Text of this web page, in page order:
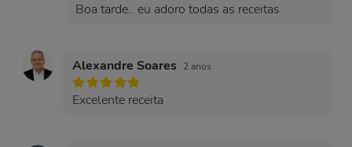
Boa tarde.. eu adoro todas as receitas
Alexandre Soares 2 anos
Excelente receita